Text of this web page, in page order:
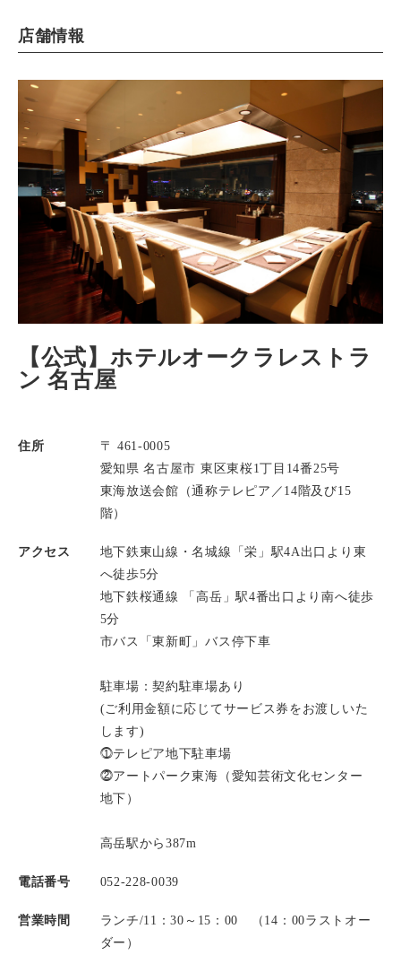
店舗情報
【公式】ホテルオークラレストラ
ン 名古屋
住所
〒 461-0005
愛知県 名古屋市 東区東桜1丁目14番25号
東海放送会館（通称テレピア／14階及び15
階）
アクセス
地下鉄東山線・名城線「栄」駅4A出口より東
へ徒歩5分
地下鉄桜通線 「高岳」駅4番出口より南へ徒歩
5分
市バス「東新町」バス停下車
駐車場：契約駐車場あり
(ご利用金額に応じてサービス券をお渡しいた
します)
⓵テレピア地下駐車場
⓶アートパーク東海（愛知芸術文化センター
地下）
高岳駅から387m
電話番号 052-228-0039
営業時間
ランチ/11：30～15：00 （14：00ラストオー
ダー）